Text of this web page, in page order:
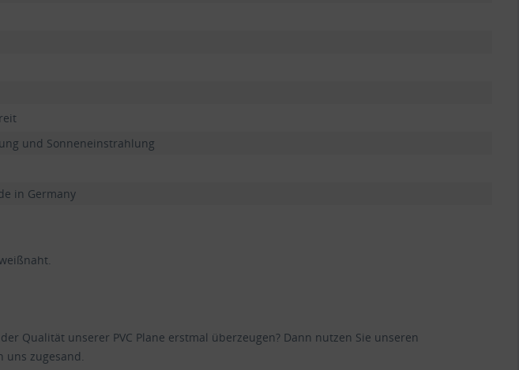
und Sonneneinstrahlung
in Germany
Qualität unserer PVC Plane erstmal überzeugen? Dann nutzen Sie unseren
zugesand.